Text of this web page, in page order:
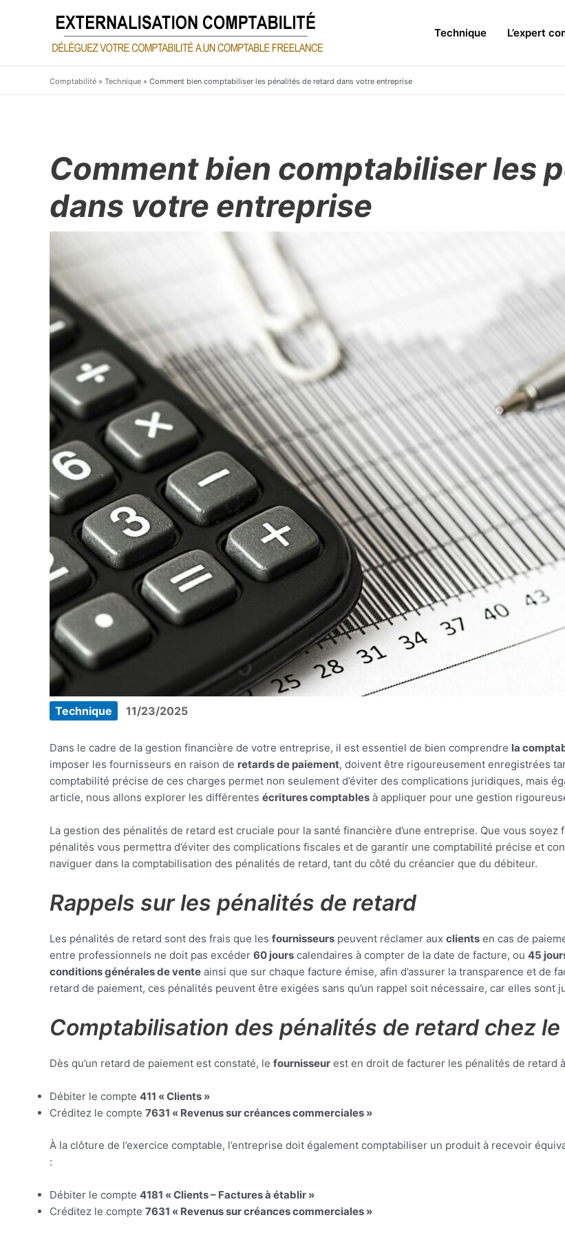
Technique L’expert
Comptabilité » Technique » Comment bien comptabiliser les pénalités de retard dans votre entreprise
Comment bien comptabiliser les
dans votre entreprise
Technique 11/23/2025
Dans le cadre de la gestion financière de votre entreprise, il est essentiel de bien comprendre la
imposer les fournisseurs en raison de retards de paiement, doivent être rigoureusement enregistrées
comptabilité précise de ces charges permet non seulement d’éviter des complications juridiques, mais
article, nous allons explorer les différentes écritures comptables à appliquer pour une gestion
La gestion des pénalités de retard est cruciale pour la santé financière d’une entreprise. Que vous
pénalités vous permettra d’éviter des complications fiscales et de garantir une comptabilité précise et
naviguer dans la comptabilisation des pénalités de retard, tant du côté du créancier que du débiteur.
Rappels sur les pénalités de retard
Les pénalités de retard sont des frais que les fournisseurs peuvent réclamer aux clients en cas de
entre professionnels ne doit pas excéder 60 jours calendaires à compter de la date de facture, ou 45
conditions générales de vente ainsi que sur chaque facture émise, afin d’assurer la transparence et de
retard de paiement, ces pénalités peuvent être exigées sans qu’un rappel soit nécessaire, car elles sont
Comptabilisation des pénalités de retard chez
Dès qu’un retard de paiement est constaté, le fournisseur est en droit de facturer les pénalités de retard
Débiter le compte 411 « Clients »
Créditez le compte 7631 « Revenus sur créances commerciales »
À la clôture de l’exercice comptable, l’entreprise doit également comptabiliser un produit à recevoir
:
Débiter le compte 4181 « Clients – Factures à établir »
Créditez le compte 7631 « Revenus sur créances commerciales »